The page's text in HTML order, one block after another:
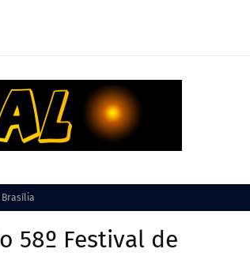
Brasília
58º Festival de